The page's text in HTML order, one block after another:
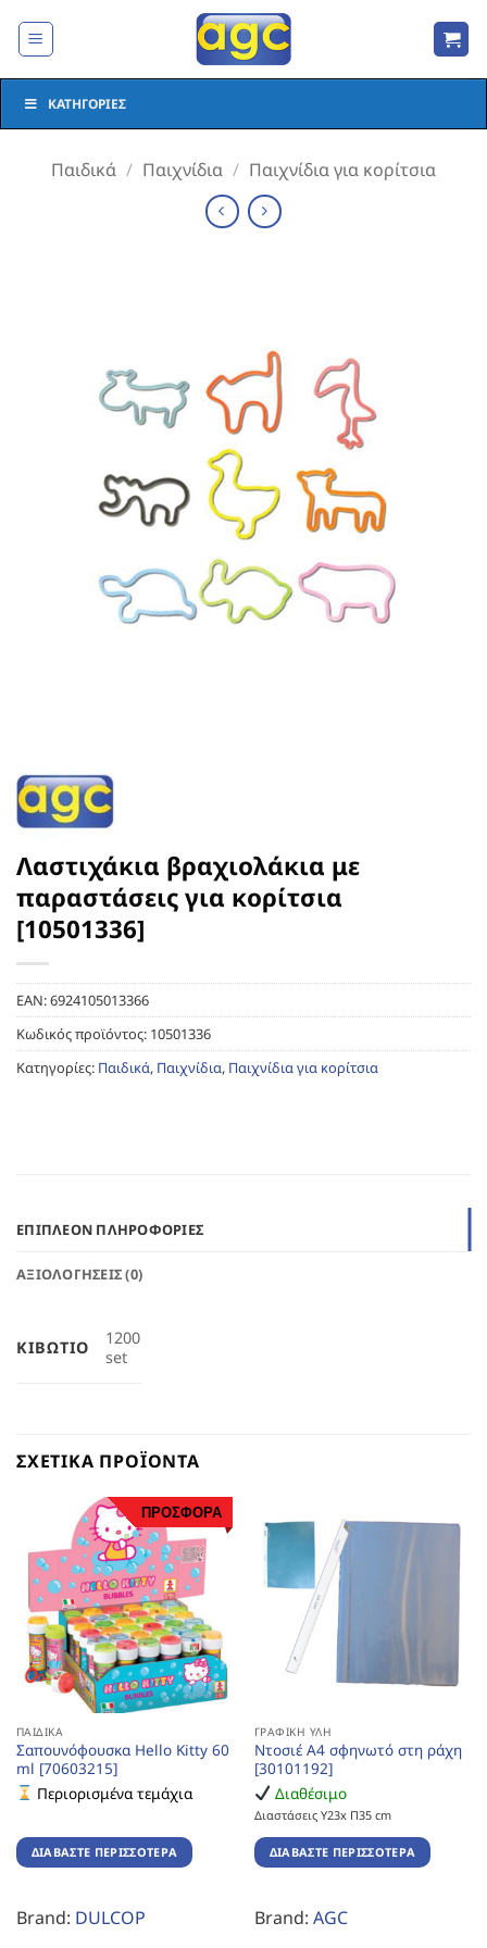
στο
ΚΑΤΗΓΟΡΊΕΣ
Παιδικά / Παιχνίδια / Παιχνίδια για κορίτσια
Λαστιχάκια βραχιολάκια με
παραστάσεις για κορίτσια
[10501336]
EAN:6924105013366
Κωδικός προϊόντος: 10501336
Κατηγορίες: Παιδικά, Παιχνίδια, Παιχνίδια για κορίτσια
ΕΠΙΠΛΈΟΝ ΠΛΗΡΟΦΟΡΊΕΣ
ΑΞΙΟΛΟΓΉΣΕΙΣ (0)
ΚΙΒΏΤΙΟ
1200
set
ΣΧΕΤΙΚΆ ΠΡΟΪΌΝΤΑ
ΠΡΟΣΦΟΡΑ
ΠΑΙΔΙΚΆ
Σαπουνόφουσκα Hello Kitty 60
ml [70603215]
Περιορισμένα τεμάχια
ΔΙΑΒΆΣΤΕ ΠΕΡΙΣΣΌΤΕΡΑ
Brand: DULCOP
ΓΡΑΦΙΚΉ ΎΛΗ
Ντοσιέ Α4 σφηνωτό στη ράχη
[30101192]
Διαθέσιμο
Διαστάσεις Υ23x Π35 cm
ΔΙΑΒΆΣΤΕ ΠΕΡΙΣΣΌΤΕΡΑ
Brand: AGC